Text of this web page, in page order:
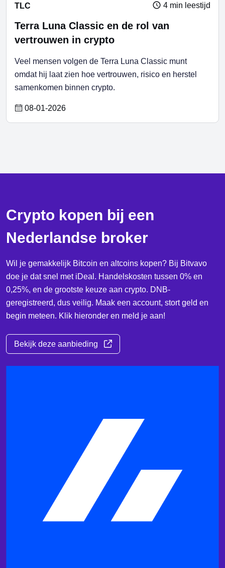
TLC 4 min leestijd
Terra Luna Classic en de rol van
vertrouwen in crypto
Veel mensen volgen de Terra Luna Classic munt
omdat hij laat zien hoe vertrouwen, risico en herstel
samenkomen binnen crypto.
08-01-2026
Crypto kopen bij een
Nederlandse broker
Wil je gemakkelijk Bitcoin en altcoins kopen? Bij Bitvavo
doe je dat snel met iDeal. Handelskosten tussen 0% en
0,25%, en de grootste keuze aan crypto. DNB-
geregistreerd, dus veilig. Maak een account, stort geld en
begin meteen. Klik hieronder en meld je aan!
Bekijk deze aanbieding